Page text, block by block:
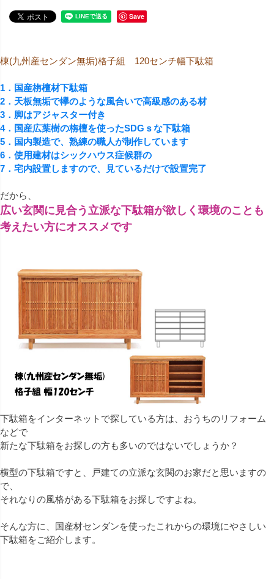
Save
棟(九州産センダン無垢)格子組 120センチ幅下駄箱
1．国産栴檀材下駄箱
2．天板無垢で欅のような風合いで高級感のある材
3．脚はアジャスター付き
4．国産広葉樹の栴檀を使ったSDGｓな下駄箱
5．国内製造で、熟練の職人が制作しています
6．使用建材はシックハウス症候群の
7．宅内設置しますので、見ているだけで設置完了
だから、
広い玄関に見合う立派な下駄箱が欲しく環境のことも
考えたい方にオススメです
下駄箱をインターネットで探している方は、おうちのリフォーム
などで
新たな下駄箱をお探しの方も多いのではないでしょうか？
横型の下駄箱ですと、戸建ての立派な玄関のお家だと思いますの
で、
それなりの風格がある下駄箱をお探しですよね。
そんな方に、国産材センダンを使ったこれからの環境にやさしい
下駄箱をご紹介します。